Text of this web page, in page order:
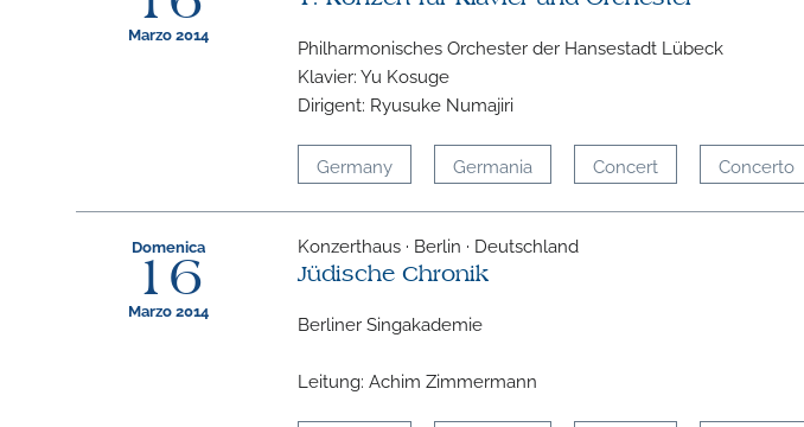
Marzo 2014
Philharmonisches Orchester der Hansestadt Lübeck
Klavier: Yu Kosuge
Dirigent: Ryusuke Numajiri
Germany Germania Concert Concerto
Domenica
16
Marzo 2014
Konzerthaus · Berlin · Deutschland
Jüdische Chronik
Berliner Singakademie
Leitung: Achim Zimmermann